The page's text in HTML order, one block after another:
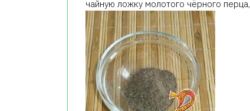
чайную ложку молотого чёрного перца,